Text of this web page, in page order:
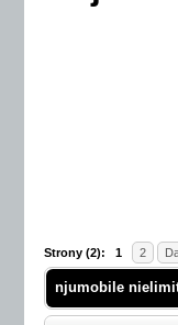
Strony (2): 1 2
njumobile